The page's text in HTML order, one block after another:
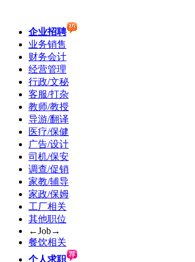
企业招聘
业务销售
财务会计
经营管理
行政/文秘
客服/打杂
教师/教授
导游/翻译
医疗/保健
广告/设计
司机/保安
调查/促销
家教/辅导
家政/保姆
工厂相关
其他职位
←Job→
餐饮相关
个人求职